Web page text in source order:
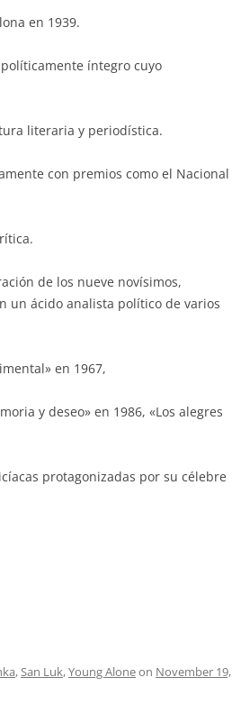
en 1939.
íntegro cuyo
literaria y periodística.
con premios como el Nacional
de los nueve novísimos,
un ácido analista político de varios
en 1967,
y deseo» en 1986, «Los alegres
protagonizadas por su célebre
,San Luk,Young Aloneon November 19,